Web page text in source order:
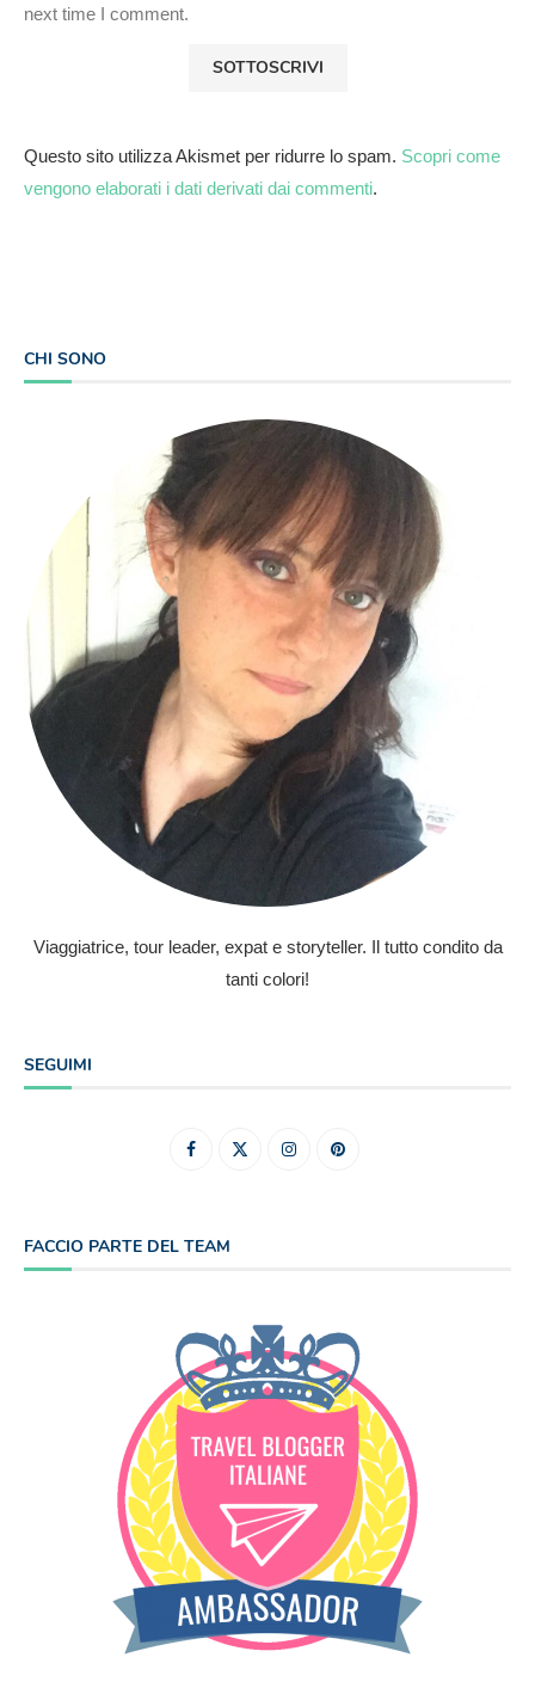
next time I comment.
Questo sito utilizza Akismet per ridurre lo spam. Scopri come
vengono elaborati i dati derivati dai commenti.
CHI SONO
Viaggiatrice, tour leader, expat e storyteller. Il tutto condito da
tanti colori!
SEGUIMI
FACCIO PARTE DEL TEAM